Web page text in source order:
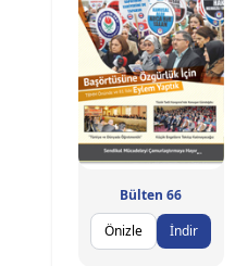
Bülten 66
Önizle
İndir